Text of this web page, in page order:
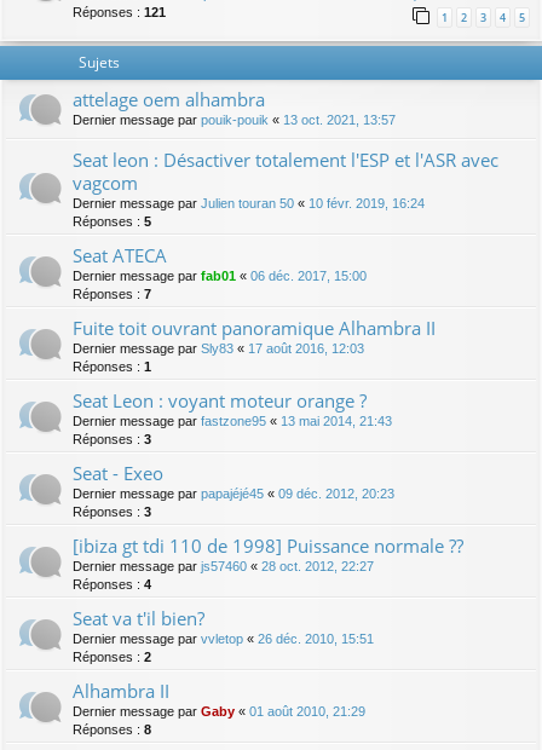
Réponses : 121 1 2 3 4 5
Sujets
attelage oem alhambra
Dernier message par pouik-pouik « 13 oct. 2021, 13:57
Seat leon : Désactiver totalement l'ESP et l'ASR avec
vagcom
Dernier message par Julien touran 50 « 10 févr. 2019, 16:24
Réponses : 5
Seat ATECA
Dernier message par fab01 « 06 déc. 2017, 15:00
Réponses : 7
Fuite toit ouvrant panoramique Alhambra II
Dernier message par Sly83 « 17 août 2016, 12:03
Réponses : 1
Seat Leon : voyant moteur orange ?
Dernier message par fastzone95 « 13 mai 2014, 21:43
Réponses : 3
Seat - Exeo
Dernier message par papajéjé45 « 09 déc. 2012, 20:23
Réponses : 3
[ibiza gt tdi 110 de 1998] Puissance normale ??
Dernier message par js57460 « 28 oct. 2012, 22:27
Réponses : 4
Seat va t'il bien?
Dernier message par vvletop « 26 déc. 2010, 15:51
Réponses : 2
Alhambra II
Dernier message par Gaby « 01 août 2010, 21:29
Réponses : 8